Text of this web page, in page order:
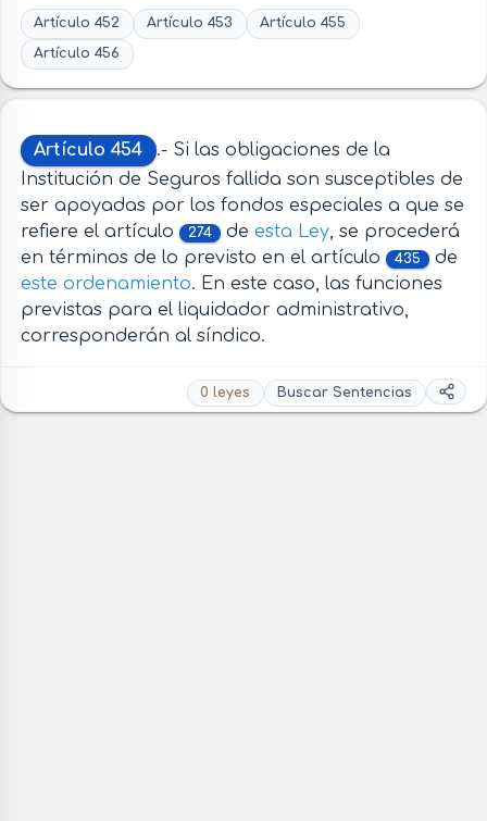
Artículo 452 Artículo 453
Artículo 455
Artículo 456
Artículo 454
.- Si las obligaciones de la
Institución de Seguros fallida son susceptibles de
ser apoyadas por los fondos especiales a que se
refiere el artículo
274 de esta Ley, se procederá
en términos de lo previsto en el artículo
435
de
este ordenamiento. En este caso, las funciones
previstas para el liquidador administrativo,
corresponderán al síndico.
0 leyes Buscar Sentencias